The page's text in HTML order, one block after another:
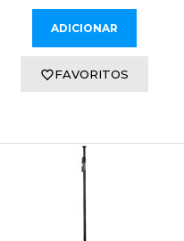
ADICIONAR
FAVORITOS